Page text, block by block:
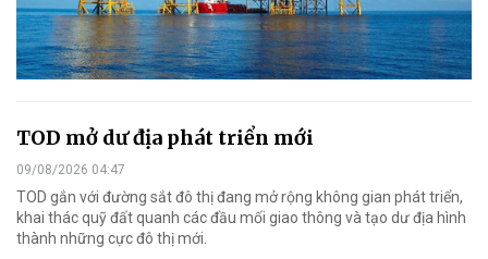
TOD mở dư địa phát triển mới
09/08/2026 04:47
TOD gắn với đường sắt đô thị đang mở rộng không gian phát triển,
khai thác quỹ đất quanh các đầu mối giao thông và tạo dư địa hình
thành những cực đô thị mới.